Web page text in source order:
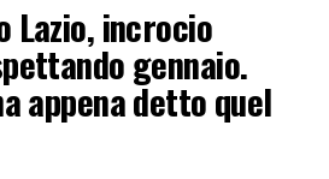
Lazio, incrocio
gennaio.
appena detto quel